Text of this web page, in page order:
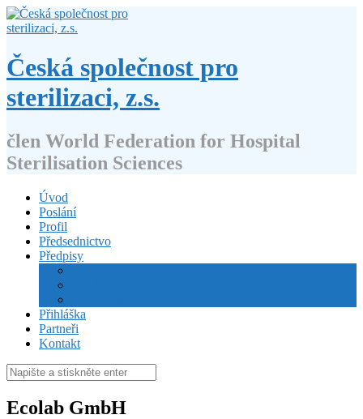
Přejít
k
webu
Česká společnost pro
sterilizaci, z.s.
člen World Federation for Hospital
Sterilisation Sciences
Úvod
Poslání
Profil
Předsednictvo
Předpisy
Přihláška
Partneři
Kontakt
Hledat:
Ecolab GmbH